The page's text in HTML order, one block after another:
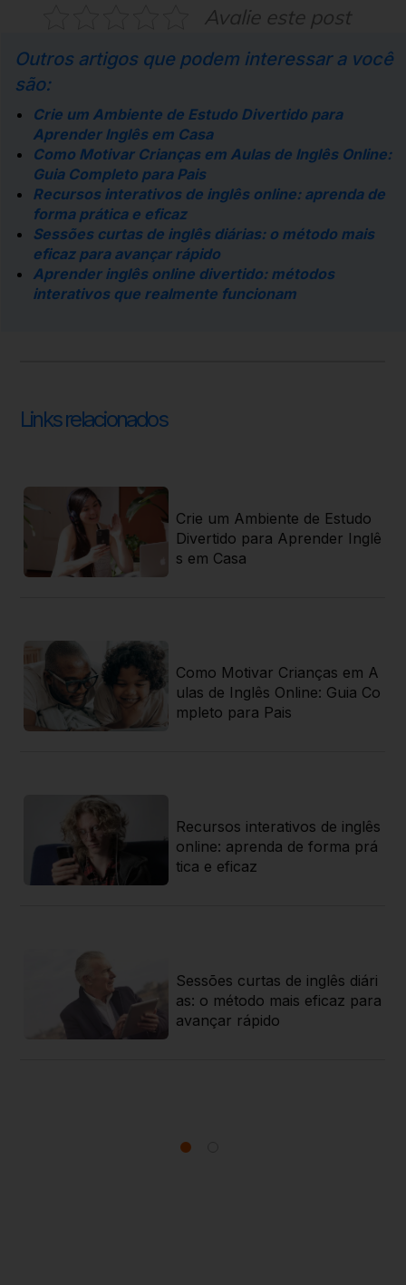
Avalie este post
Outros artigos que podem interessar a você
são:
Crie um Ambiente de Estudo Divertido para
Aprender Inglês em Casa
Como Motivar Crianças em Aulas de Inglês Online:
Guia Completo para Pais
Recursos interativos de inglês online: aprenda de
forma prática e eficaz
Sessões curtas de inglês diárias: o método mais
eficaz para avançar rápido
Aprender inglês online divertido: métodos
interativos que realmente funcionam
Links relacionados
Crie um Ambiente de Estudo
Divertido para Aprender Inglê
s em Casa
Como Motivar Crianças em A
ulas de Inglês Online: Guia Co
mpleto para Pais
Recursos interativos de inglês
online: aprenda de forma prá
tica e eficaz
Sessões curtas de inglês diári
as: o método mais eficaz para
avançar rápido